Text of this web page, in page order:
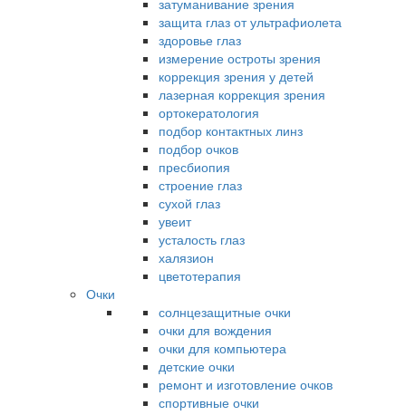
затуманивание зрения
защита глаз от ультрафиолета
здоровье глаз
измерение остроты зрения
коррекция зрения у детей
лазерная коррекция зрения
ортокератология
подбор контактных линз
подбор очков
пресбиопия
строение глаз
сухой глаз
увеит
усталость глаз
халязион
цветотерапия
Очки
солнцезащитные очки
очки для вождения
очки для компьютера
детские очки
ремонт и изготовление очков
спортивные очки